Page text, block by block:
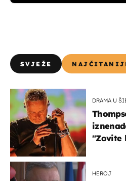
SVJEŽE
DRAMA U
"Zovite
HEROJ